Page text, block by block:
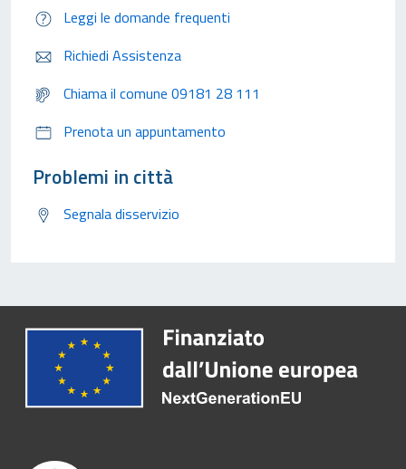
Leggi le domande frequenti
Richiedi Assistenza
Chiama il comune 09181 28 111
Prenota un appuntamento
Problemi in città
Segnala disservizio